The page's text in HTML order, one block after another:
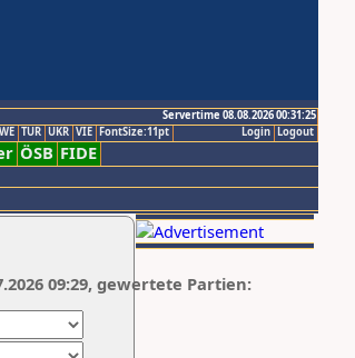
Servertime 08.08.2026 00:31:25
Logout
Login
TUR UKR VIE FontSize:11pt
ÖSB FIDE
09:29, gewertete Partien: